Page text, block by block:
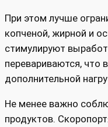
При этом лучше
копченой, жирной и
стимулируют
перевариваются, что
дополнительной
Не менее важно
продуктов.